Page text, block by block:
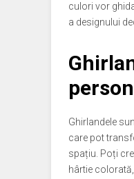
culori vor
a designului
Ghirlandele
care pot
spațiu. Poți
hârtie